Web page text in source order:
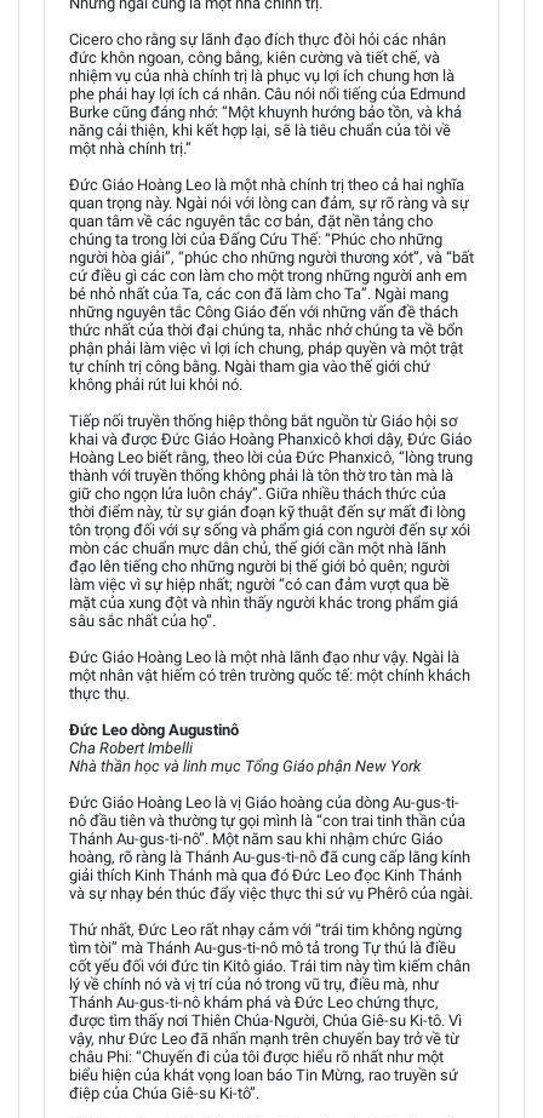
Cicero cho rằng sự lãnh đạo đích thực đòi hỏi các nhân
đức khôn ngoan, công bằng, kiên cường và tiết chế, và
nhiệm vụ của nhà chính trị là phục vụ lợi ích chung hơn là
phe phái hay lợi ích cá nhân. Câu nói nổi tiếng của Edmund
Burke cũng đáng nhớ: “Một khuynh hướng bảo tồn, và khả
năng cải thiện, khi kết hợp lại, sẽ là tiêu chuẩn của tôi về
một nhà chính trị.”
Đức Giáo Hoàng Leo là một nhà chính trị theo cả hai nghĩa
quan trọng này. Ngài nói với lòng can đảm, sự rõ ràng và sự
quan tâm về các nguyên tắc cơ bản, đặt nền tảng cho
chúng ta trong lời của Đấng Cứu Thế: “Phúc cho những
người hòa giải”, “phúc cho những người thương xót”, và “bất
cứ điều gì các con làm cho một trong những người anh em
bé nhỏ nhất của Ta, các con đã làm cho Ta”. Ngài mang
những nguyên tắc Công Giáo đến với những vấn đề thách
thức nhất của thời đại chúng ta, nhắc nhở chúng ta về bổn
phận phải làm việc vì lợi ích chung, pháp quyền và một trật
tự chính trị công bằng. Ngài tham gia vào thế giới chứ
không phải rút lui khỏi nó.
Tiếp nối truyền thống hiệp thông bắt nguồn từ Giáo hội sơ
khai và được Đức Giáo Hoàng Phanxicô khơi dậy, Đức Giáo
Hoàng Leo biết rằng, theo lời của Đức Phanxicô, “lòng trung
thành với truyền thống không phải là tôn thờ tro tàn mà là
giữ cho ngọn lửa luôn cháy”. Giữa nhiều thách thức của
thời điểm này, từ sự gián đoạn kỹ thuật đến sự mất đi lòng
tôn trọng đối với sự sống và phẩm giá con người đến sự xói
mòn các chuẩn mực dân chủ, thế giới cần một nhà lãnh
đạo lên tiếng cho những người bị thế giới bỏ quên; người
làm việc vì sự hiệp nhất; người “có can đảm vượt qua bề
mặt của xung đột và nhìn thấy người khác trong phẩm giá
sâu sắc nhất của họ”.
Đức Giáo Hoàng Leo là một nhà lãnh đạo như vậy. Ngài là
một nhân vật hiếm có trên trường quốc tế: một chính khách
thực thụ.
Đức Leo dòng Augustinô
Cha Robert Imbelli
Nhà thần học và linh mục Tổng Giáo phận New York
Đức Giáo Hoàng Leo là vị Giáo hoàng của dòng Au-gus-ti-
nô đầu tiên và thường tự gọi mình là “con trai tinh thần của
Thánh Au-gus-ti-nô”. Một năm sau khi nhậm chức Giáo
hoàng, rõ ràng là Thánh Au-gus-ti-nô đã cung cấp lăng kính
giải thích Kinh Thánh mà qua đó Đức Leo đọc Kinh Thánh
và sự nhạy bén thúc đẩy việc thực thi sứ vụ Phêrô của ngài.
Thứ nhất, Đức Leo rất nhạy cảm với “trái tim không ngừng
tìm tòi” mà Thánh Au-gus-ti-nô mô tả trong Tự thú là điều
cốt yếu đối với đức tin Kitô giáo. Trái tim này tìm kiếm chân
lý về chính nó và vị trí của nó trong vũ trụ, điều mà, như
Thánh Au-gus-ti-nô khám phá và Đức Leo chứng thực,
được tìm thấy nơi Thiên Chúa-Người, Chúa Giê-su Ki-tô. Vì
vậy, như Đức Leo đã nhấn mạnh trên chuyến bay trở về từ
châu Phi: “Chuyến đi của tôi được hiểu rõ nhất như một
biểu hiện của khát vọng loan báo Tin Mừng, rao truyền sứ
điệp của Chúa Giê-su Ki-tô”.